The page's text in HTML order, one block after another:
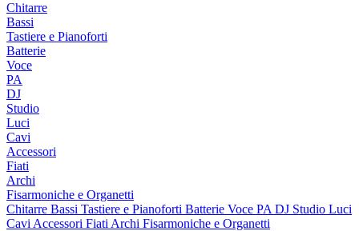
Chitarre
Bassi
Tastiere e Pianoforti
Batterie
Voce
PA
DJ
Studio
Luci
Cavi
Accessori
Fiati
Archi
Fisarmoniche e Organetti
Chitarre Bassi Tastiere e Pianoforti Batterie Voce PA DJ Studio Luci
Cavi Accessori Fiati Archi Fisarmoniche e Organetti